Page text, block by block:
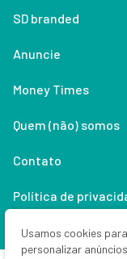
SD branded
Anuncie
Money Times
Quem (não) somos
Contato
Política de
Lifestyle
Usamos cookies
personalizar